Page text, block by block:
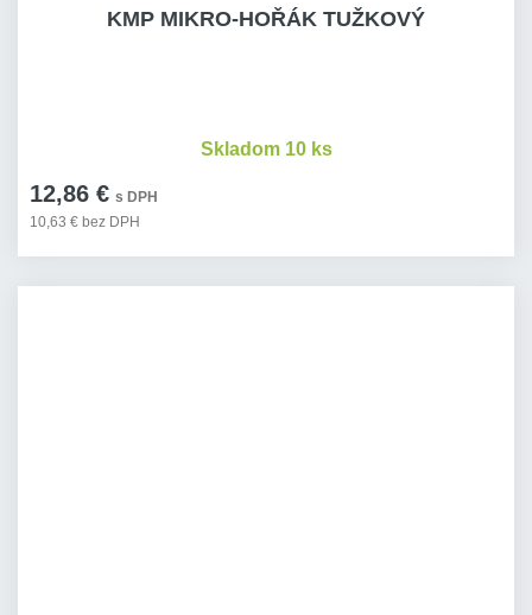
KMP MIKRO-HOŘÁK TUŽKOVÝ
12,86 € s DPH
10,63 € bez DPH
Skladom 10 ks